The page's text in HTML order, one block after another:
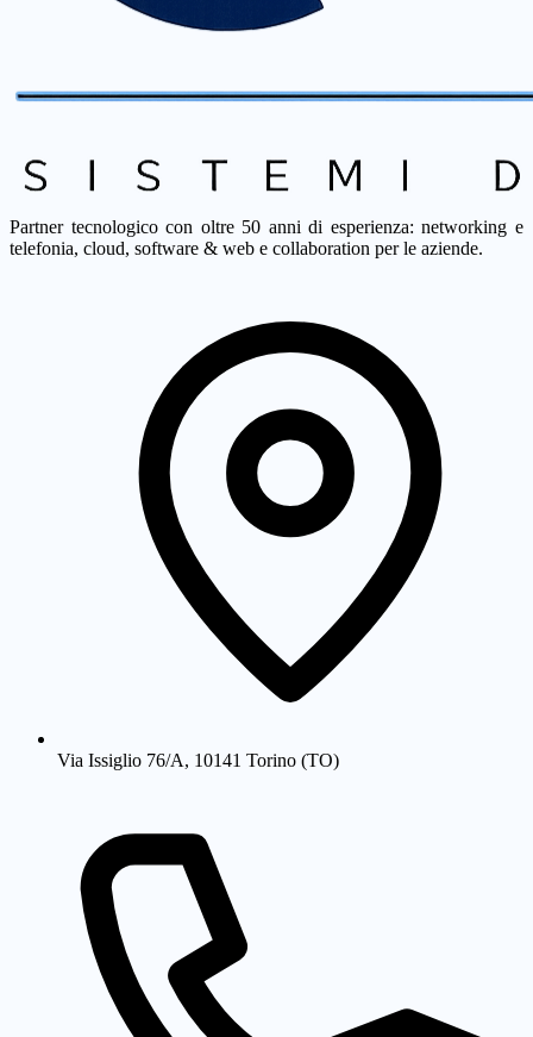
Partner tecnologico con oltre 50 anni di esperienza: networking e
telefonia, cloud, software & web e collaboration per le aziende.
Via Issiglio 76/A, 10141 Torino (TO)